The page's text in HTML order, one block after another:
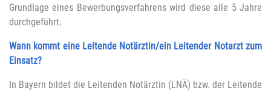
Grundlage eines Bewerbungsverfahrens wird diese alle 5 Jahre
durchgeführt.
Wann kommt eine Leitende Notärztin/ein Leitender Notarzt zum
Einsatz?
In Bayern bildet die Leitenden Notärztin (LNÄ) bzw. der Leitende